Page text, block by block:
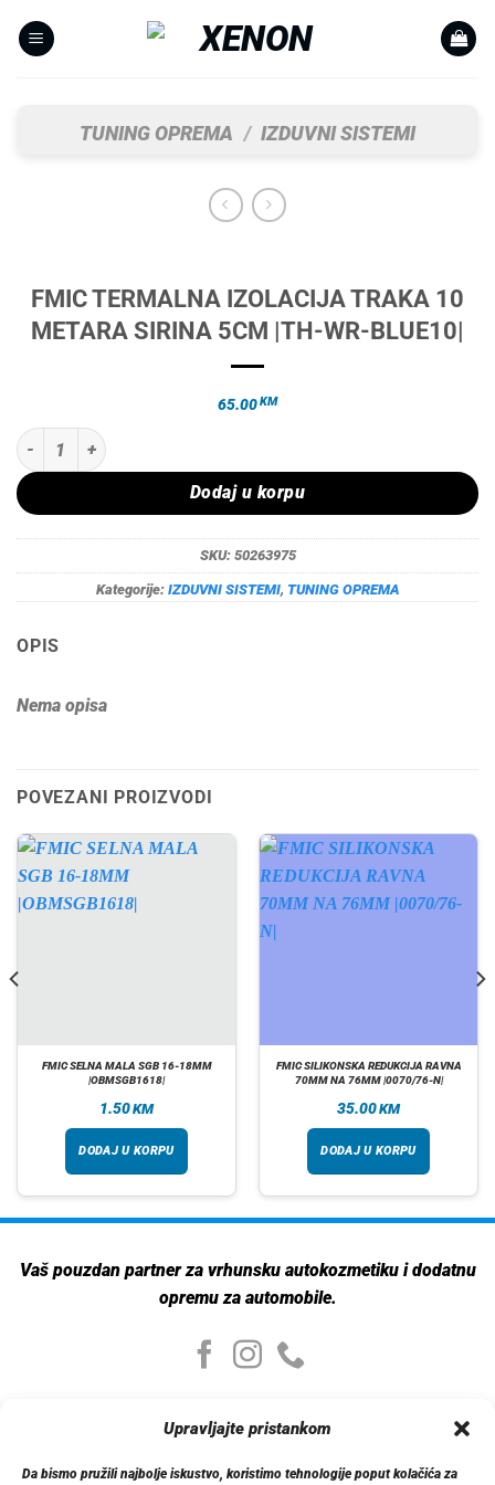
Upravljajte pristankom
Da bismo pružili najbolje iskustvo, koristimo tehnologije poput kolačića za
TUNING OPREMA / IZDUVNI SISTEMI
FMIC TERMALNA IZOLACIJA TRAKA 10
METARA SIRINA 5CM |TH-WR-BLUE10|
65.00KM
FMIC TERMALNA IZOLACIJA TRAKA 10 METARA SIRINA 5CM |TH-
Dodaj u korpu
SKU: 50263975
Kategorije: IZDUVNI SISTEMI, TUNING OPREMA
OPIS
Nema opisa
POVEZANI PROIZVODI
FMIC SELNA MALA SGB 16-18MM
|OBMSGB1618|
1.50KM
DODAJ U KORPU
FMIC SILIKONSKA REDUKCIJA RAVNA
70MM NA 76MM |0070/76-N|
35.00KM
DODAJ U KORPU
Vaš pouzdan partner za vrhunsku autokozmetiku i dodatnu
opremu za automobile.
Moj nalog
Moj nalog
Moje narudžbe